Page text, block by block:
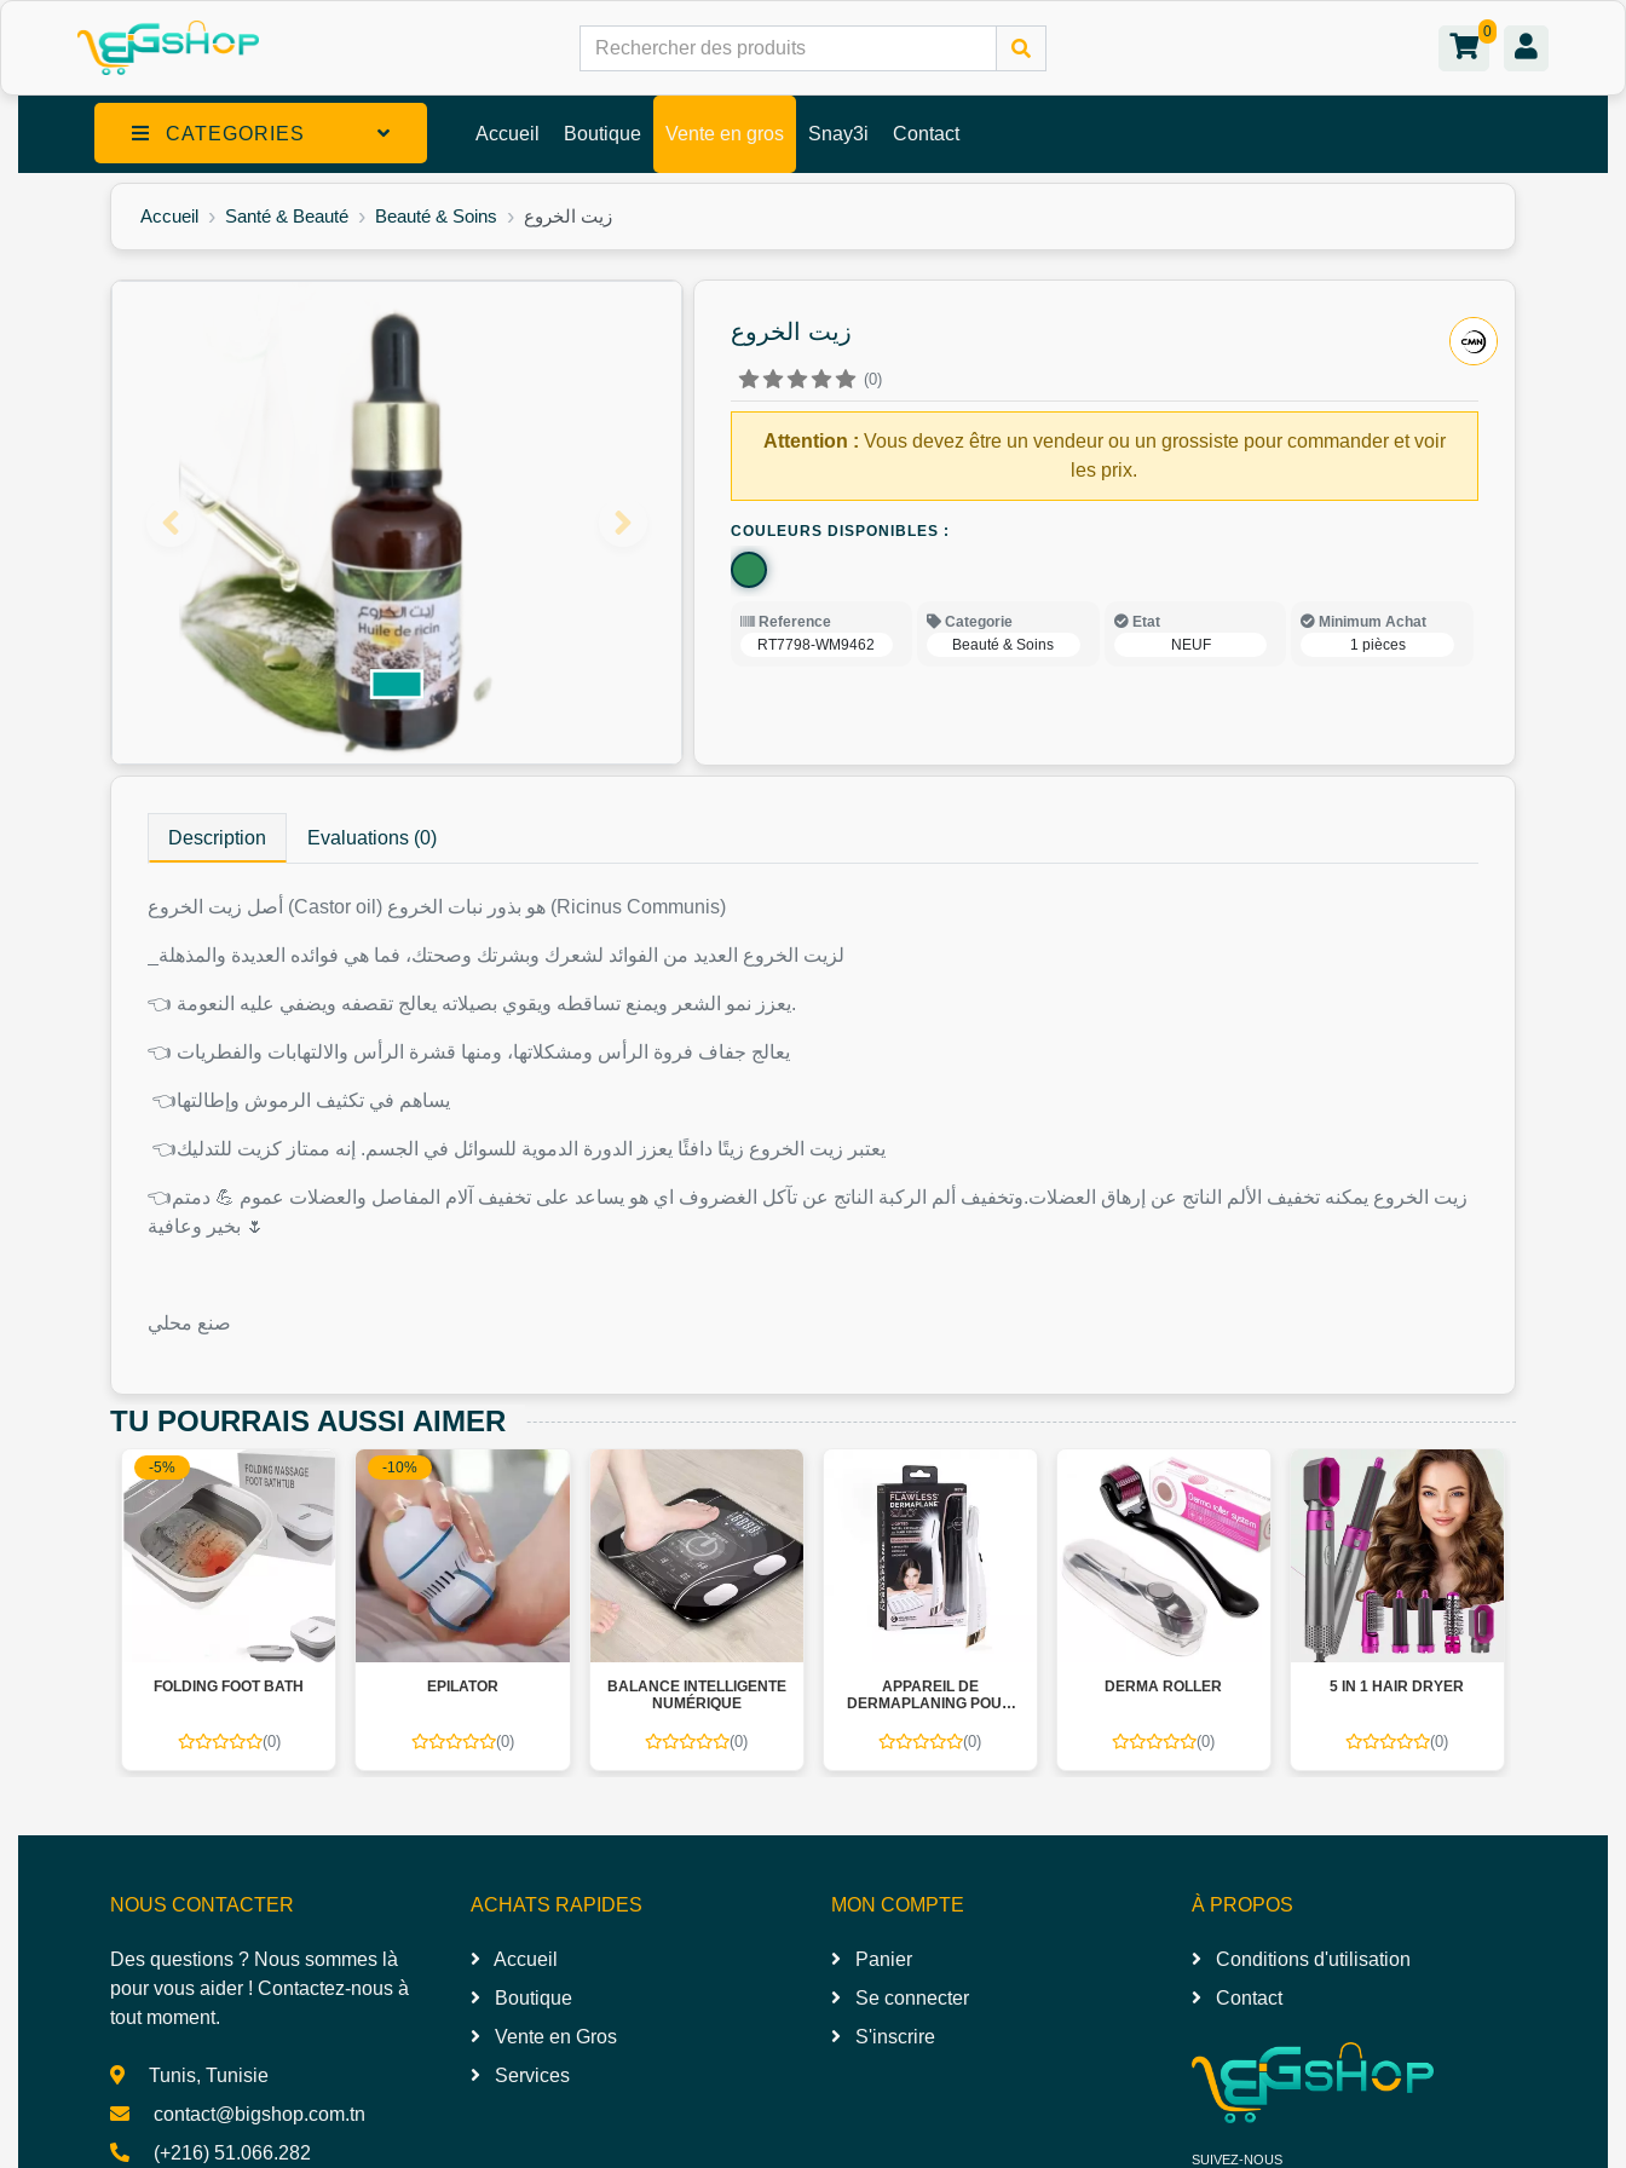
0
CATEGORIES Accueil Boutique Vente en gros Snay3i Contact
Accueil Santé & Beauté Beauté & Soins زيت الخروع
زيت الخروع
(0)
Attention : Vous devez être un vendeur ou un grossiste pour commander et voir
les prix.
COULEURS DISPONIBLES :
Reference
RT7798-WM9462
Categorie
Beauté & Soins
Etat
NEUF
Minimum Achat
1 pièces
Description Evaluations (0)
أصل زيت الخروع (Castor oil) هو بذور نبات الخروع (Ricinus Communis)
_لزيت الخروع العديد من الفوائد لشعرك وبشرتك وصحتك، فما هي فوائده العديدة والمذهلة
👈 يعزز نمو الشعر ويمنع تساقطه ويقوي بصيلاته يعالج تقصفه ويضفي عليه النعومة.
👈 يعالج جفاف فروة الرأس ومشكلاتها، ومنها قشرة الرأس والالتهابات والفطريات
👈يساهم في تكثيف الرموش وإطالتها
👈زيت الخروع يمكنه تخفيف الألم الناتج عن إرهاق العضلات.وتخفيف ألم الركبة الناتج عن تآكل الغضروف اي هو يساعد على تخفيف آلام المفاصل والعضلات عموم 💪 دمتم
بخير وعافية 🌷
TU POURRAIS AUSSI AIMER
-5%
FOLDING FOOT BATH
(0)
-10%
EPILATOR
(0)
BALANCE INTELLIGENTE
NUMÉRIQUE
(0)
APPAREIL DE
DERMAPLANING POUR
(0)
DERMA ROLLER
(0)
5 IN 1 HAIR DRYER
(0)
NOUS CONTACTER
Des questions ? Nous sommes là
pour vous aider ! Contactez-nous à
tout moment.
Tunis, Tunisie
contact@bigshop.com.tn
(+216) 51.066.282
ACHATS RAPIDES
Accueil
Boutique
Vente en Gros
Services
MON COMPTE
Panier
Se connecter
S'inscrire
À PROPOS
Conditions d'utilisation
Contact
SUIVEZ-NOUS